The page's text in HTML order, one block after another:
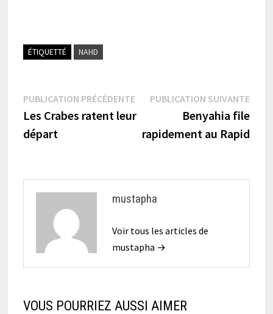
ÉTIQUETTÉ NAHD
Navigation
de
l’article
PUBLICATION PRÉCÉDENTEPublication
précédente :
Les Crabes ratent leur
départ
PUBLICATION SUIVANTE
Benyahia file
rapidement au Rapid
mustapha
Voir tous les articles de
mustapha →
VOUS POURRIEZ AUSSI AIMER